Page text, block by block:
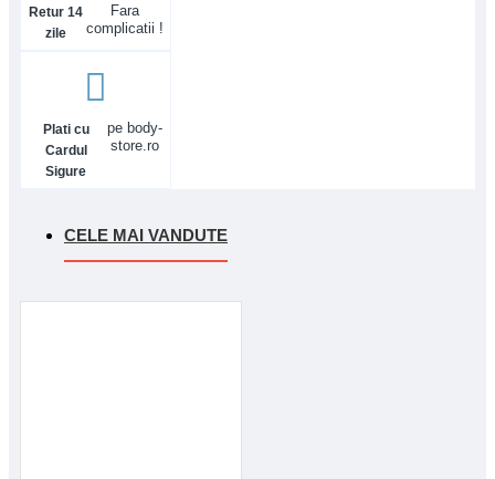
Retur 14
zile
Fara
complicatii !
Plati cu
Cardul
Sigure
pe body-
store.ro
CELE MAI VANDUTE